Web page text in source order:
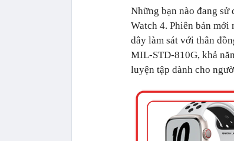
Những bạn nào đang
Watch 4. Phiên bản mới
dây làm sát với thân
MIL-STD-810G, khả
luyện tập dành cho